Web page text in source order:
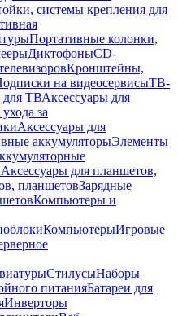
системы крепления для
Портативные колонки,
ДиктофоныCD-
Кронштейны,
на видеосервисыТВ-
для ТВАксессуары для
за
Аксессуары для
аккумуляторыЭлементы
Аксессуары для планшетов,
планшетовЗарядные
Компьютеры и
КомпьютерыИгровые
СтилусыНаборы
питанияБатареи для
Инверторы